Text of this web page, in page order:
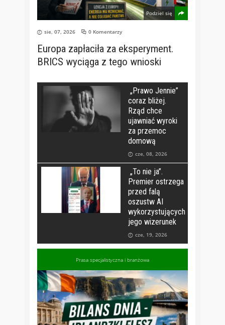
Podziel się
sie, 07, 2026 0 Komentarzy
Europa zapłaciła za eksperyment.
BRICS wyciąga z tego wnioski
„Prawo Jennie”
coraz bliżej.
Rząd chce
ujawniać wyroki
za przemoc
domową
cze, 08, 2026
„To nie ja”.
Premier ostrzega
przed falą
oszustw AI
wykorzystujących
jego wizerunek
cze, 19, 2026
Prasa specjalistyczna i branżowa